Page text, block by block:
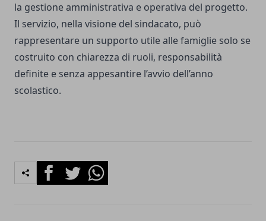
la gestione amministrativa e operativa del progetto.
Il servizio, nella visione del sindacato, può
rappresentare un supporto utile alle famiglie solo se
costruito con chiarezza di ruoli, responsabilità
definite e senza appesantire l’avvio dell’anno
scolastico.
FacebookTwitterWhatsapp